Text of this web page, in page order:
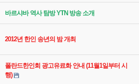
바르샤바 역사 탐방 YTN 방송 소개
2012년 한인 송년의 밤 개최
폴란드한인회 광고유료화 안내 (11월1일부터 시
행)